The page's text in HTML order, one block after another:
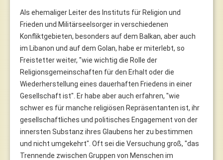
Als ehemaliger Leiter des Instituts für Religion und
Frieden und Militärseelsorger in verschiedenen
Konfliktgebieten, besonders auf dem Balkan, aber auch
im Libanon und auf dem Golan, habe er miterlebt, so
Freistetter weiter, "wie wichtig die Rolle der
Religionsgemeinschaften für den Erhalt oder die
Wiederherstellung eines dauerhaften Friedens in einer
Gesellschaft ist". Er habe aber auch erfahren, "wie
schwer es für manche religiösen Repräsentanten ist, ihr
gesellschaftliches und politisches Engagement von der
innersten Substanz ihres Glaubens her zu bestimmen
und nicht umgekehrt". Oft sei die Versuchung groß, "das
Trennende zwischen Gruppen von Menschen im